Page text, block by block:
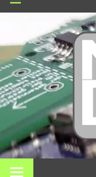
En nerdiy.de, todo
la impresión 3D,